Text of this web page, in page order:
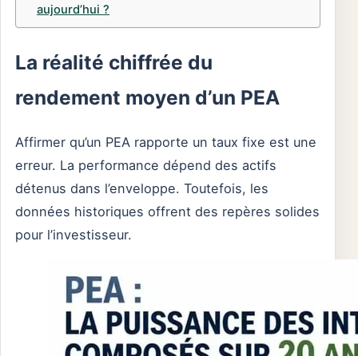
aujourd’hui ?
La réalité chiffrée du
rendement moyen d’un PEA
Affirmer qu’un PEA rapporte un taux fixe est une
erreur. La performance dépend des actifs
détenus dans l’enveloppe. Toutefois, les
données historiques offrent des repères solides
pour l’investisseur.